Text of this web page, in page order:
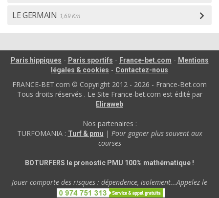
LE GERMAIN 1,69 Km
Paris hippiques - Paris sportifs - France-bet.com - Mentions
légales & cookies - Contactez-nous
FRANCE-BET.com © Copyright 2012 - 2026 - France-Bet.com
Tous droits réservés . Le Site France-bet.com est édité par
Eliraweb
Nos partenaires :
TURFOMANIA : Turf & pmu | Pour gagner plus souvent aux
courses
BOTURFERS le pronostic PMU 100% mathématique !
Jouer comporte des risques : dépendence, isolement...Appelez le